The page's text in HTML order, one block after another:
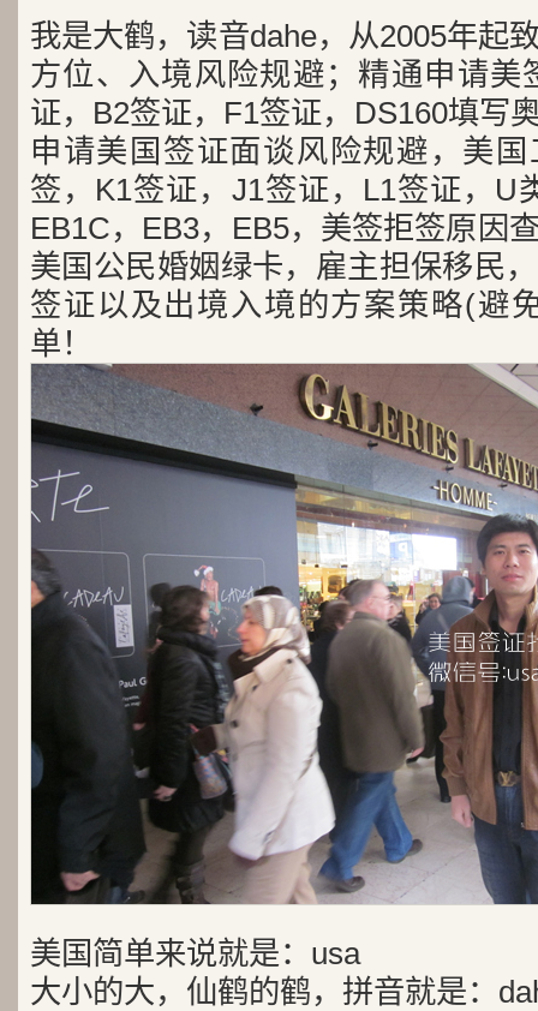
我是大鹤，读音dahe，从2005年起
方位、入境风险规避；精通申请美
证，B2签证，F1签证，DS160填写
申请美国签证面谈风险规避，美
签，K1签证，J1签证，L1签证，U
EB1C，EB3，EB5，美签拒签原因
美国公民婚姻绿卡，雇主担保移民
签证以及出境入境的方案策略(避
单！
美国简单来说就是：usa
大小的大，仙鹤的鹤，拼音就是：